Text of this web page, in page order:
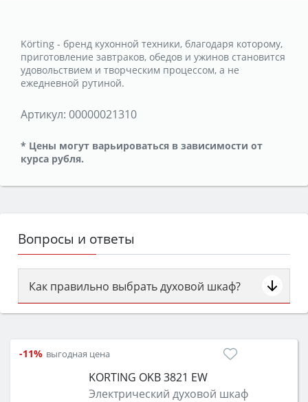
Körting - бренд кухонной техники, благодаря которому,
приготовление завтраков, обедов и ужинов становится
удовольствием и творческим процессом, а не
ежедневной рутиной.
Артикул: 00000021310
* Цены могут варьироваться в зависимости от
курса рубля.
Вопросы и ответы
Как правильно выбрать духовой шкаф?
Сначала определитесь с типом (газовый или
затем смотрите на объём 50–70 л для семьи,
класс энергопотребления не ниже A и нужные
функции (конвекция, гриль, самоочистка,
защита от детей).
-11% выгодная цена
KORTING OKB 3821 EW
Электрический духовой шкаф